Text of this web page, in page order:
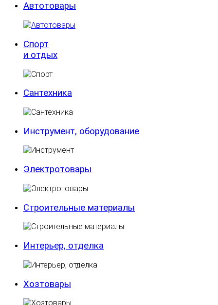
Автотовары
Спорт
и отдых
Сантехника
Инструмент, оборудование
Электротовары
Строительные материалы
Интерьер, отделка
Хозтовары